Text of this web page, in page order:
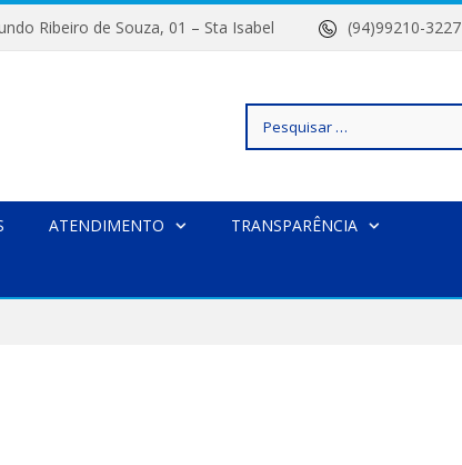
Ribeiro de Souza, 01 – Sta Isabel (94)99210-3227
Pesquisar
ATENDIMENTO TRANSPARÊNCIA